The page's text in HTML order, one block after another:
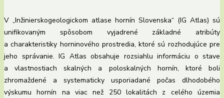
V „Inžinierskogeologickom atlase hornín Slovenska“ (IG Atlas) sú
unifikovaným spôsobom vyjadrené základné atribúty
a charakteristiky horninového prostredia, ktoré sú rozhodujúce pre
jeho správanie. IG Atlas obsahuje rozsiahlu informáciu o stave
a vlastnostiach skalných a poloskalných hornín, ktoré boli
zhromaždené a systematicky usporiadané počas dlhodobého
výskumu hornín na viac než 250 lokalitách z celého územia